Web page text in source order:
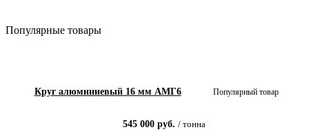
Популярные товары
Круг алюминиевый 16 мм АМГ6 Популярный товар
545 000 руб. / тонна